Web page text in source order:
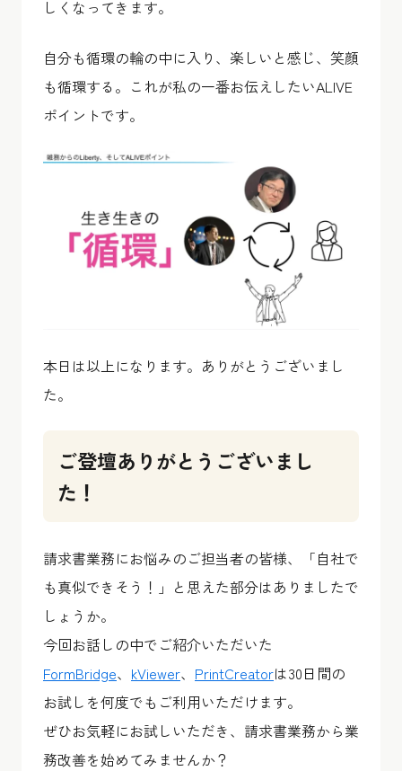
しくなってきます。
自分も循環の輪の中に入り、楽しいと感じ、笑顔
も循環する。これが私の一番お伝えしたいALIVE
ポイントです。
本日は以上になります。ありがとうございまし
た。
ご登壇ありがとうございまし
た！
請求書業務にお悩みのご担当者の皆様、「自社で
も真似できそう！」と思えた部分はありましたで
しょうか。
今回お話しの中でご紹介いただいた
FormBridge、 kViewer、 PrintCreatorは30日間の
お試しを何度でもご利用いただけます。
ぜひお気軽にお試しいただき、請求書業務から業
務改善を始めてみませんか？